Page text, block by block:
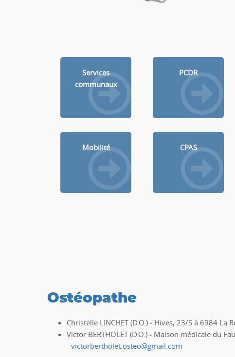
Services
communaux
PCDR
Mobilité CPAS
Ostéopathe
Christelle LINCHET (D.O.) - Hives, 23/S à 6984
Victor BERTHOLET (D.O.) - Maison médicale du
- victorbertholet.osteo@gmail.com